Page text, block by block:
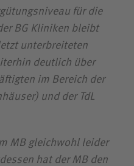
für die
BG Kliniken bleibt
unter­breiteten
deutlich über
im Bereich der
und der TdL
MB gleichwohl leider
hat der MB den